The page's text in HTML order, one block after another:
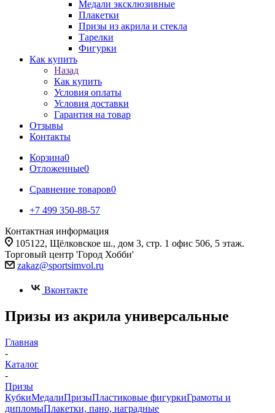
Медали эксклюзивные
Плакетки
Призы из акрила и стекла
Тарелки
Фигурки
Как купить
Назад
Как купить
Условия оплаты
Условия доставки
Гарантия на товар
Отзывы
Контакты
Корзина0
Отложенные0
Сравнение товаров0
+7 499 350-88-57
Контактная информация
105122, Щёлковское ш., дом 3, стр. 1 офис 506, 5 этаж.
Торговый центр 'Город Хобби'
zakaz@sportsimvol.ru
Вконтакте
Призы из акрила универсальные
Главная
-
Каталог
-
Призы
КубкиМедалиПризыПластиковые фигуркиГрамоты и
дипломыПлакетки, пано, наградные